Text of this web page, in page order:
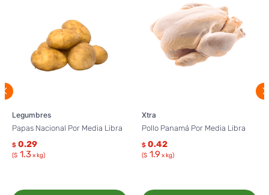
Legumbres
Papas Nacional Por Media Libra
$ 0.29
($ 1.3x kg)
Xtra
Pollo Panamá Por Media Libra
$ 0.42
($ 1.9 x kg)